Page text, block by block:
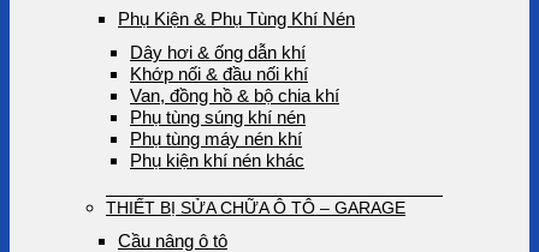
Phụ Kiện & Phụ Tùng Khí Nén
Dây hơi & ống dẫn khí
Khớp nối & đầu nối khí
Van, đồng hồ & bộ chia khí
Phụ tùng súng khí nén
Phụ tùng máy nén khí
Phụ kiện khí nén khác
THIẾT BỊ SỬA CHỮA Ô TÔ – GARAGE
Cầu nâng ô tô